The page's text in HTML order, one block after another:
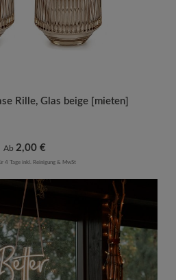
Rille, Glas beige [mieten]
Regulärer Preis:
Ab 2,00 €
4 Tage inkl. Reinigung & MwSt